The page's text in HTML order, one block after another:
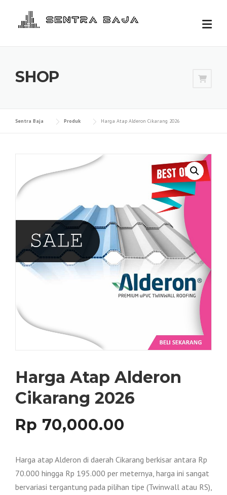
SHOP
Sentra Baja Produk Harga Atap Alderon Cikarang 2026
Harga Atap Alderon
Cikarang 2026
Rp 70,000.00
Harga atap Alderon di daerah Cikarang berkisar antara Rp
70.000 hingga Rp 195.000 per meternya, harga ini sangat
bervariasi tergantung pada pilihan tipe (Twinwall atau RS),